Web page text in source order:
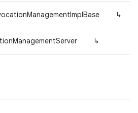
↳
↳